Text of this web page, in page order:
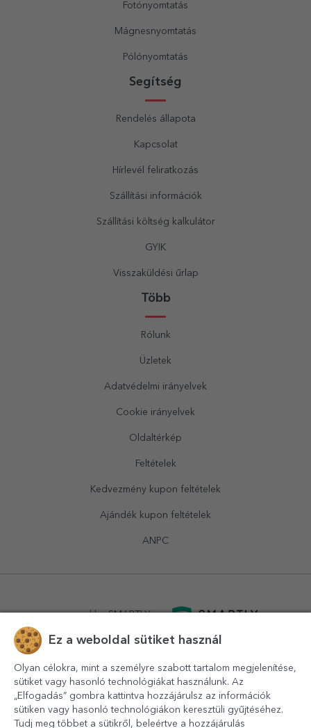
Fotónyomtatás
Mágnesnyomtatás
Pólónyomtatás
Segítség
Rendelés állapota
Kapcsolat
Hírlevél feliratkozás
Szállítási információk
Szállítási költség kalkulátor
GYIK
Visszaküldési űrlap
Több
Rólunk
Üzletek
Adatvédelmi irányelvek
Cookie irányelvek
Oldaltérkép
Feltételek
Kedvezmény kupon feltételek
Ajándék kupon feltételek
ANPC
powered bySMARTLY.ro
Ez a weboldal sütiket használ
Olyan célokra, mint a személyre szabott tartalom megjelenítése,
sütiket vagy hasonló technológiákat használunk. Az
„Elfogadás” gombra kattintva hozzájárulsz az információk
sütiken vagy hasonló technológiákon keresztüli gyűjtéséhez.
Tudj meg többet a sütikről, beleértve a hozzájárulás